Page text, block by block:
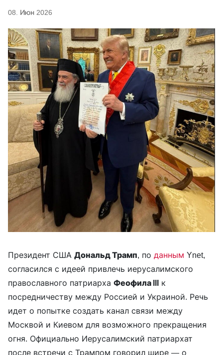
08. Июн 2026
Президент США Дональд Трамп, по данным Ynet,
согласился с идеей привлечь иерусалимского
православного патриарха Феофила III к
посредничеству между Россией и Украиной. Речь
идет о попытке создать канал связи между
Москвой и Киевом для возможного прекращения
огня. Официально Иерусалимский патриархат
после встречи с Трампом говорил шире — о